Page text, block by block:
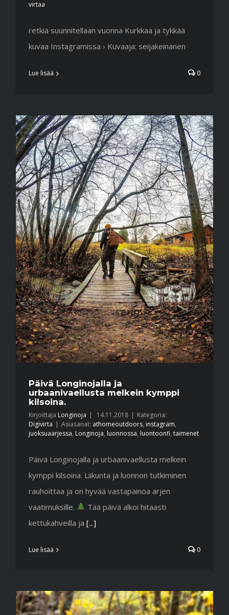
virtaa
retkiä suunnitellaan vuonna Kurkkaa ja tykkää
kuvaa Instagramissa › Kuvaaja: seijakeinanen
Lue lisää 0
Päivä Longinojalla ja
urbaanivaellusta melkein kymppi
kilsoina.
Kirjoittaja Longinoja | 14.11.2018 | Kategoria:
Digivirta | Asiasanat: athomeoutdoors, instagram,
juoksuaarjessa, Longinoja, luonnossa, luontoonfi, taimenet
Päivä Longinojalla ja urbaanivaellusta melkein
kymppi kilsoina. Liikunta ja luonnon tutkiminen
rauhoittaa ja on hyvää vastapainoa arjen
vaatimuksille.
Tää päivä alkoi hitaasti
kettukahveilla ja [...]
Lue lisää 0